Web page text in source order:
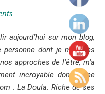
personne dont je me sens
approches de l’être, m’a
incroyable dont je ne
: La Doula. Riche de ses